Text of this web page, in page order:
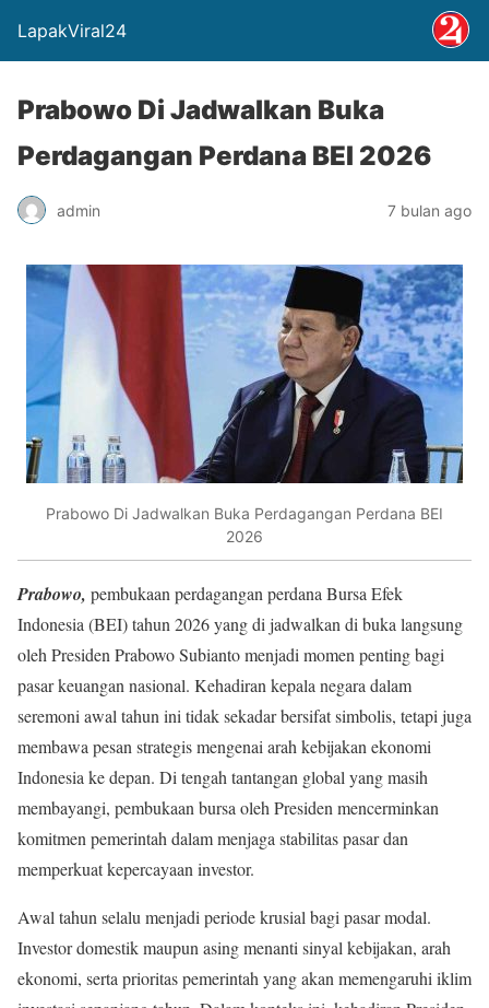
LapakViral24
Prabowo Di Jadwalkan Buka
Perdagangan Perdana BEI 2026
admin 7 bulan ago
Prabowo Di Jadwalkan Buka Perdagangan Perdana BEI
2026
Prabowo, pembukaan perdagangan perdana Bursa Efek
Indonesia (BEI) tahun 2026 yang di jadwalkan di buka langsung
oleh Presiden Prabowo Subianto menjadi momen penting bagi
pasar keuangan nasional. Kehadiran kepala negara dalam
seremoni awal tahun ini tidak sekadar bersifat simbolis, tetapi juga
membawa pesan strategis mengenai arah kebijakan ekonomi
Indonesia ke depan. Di tengah tantangan global yang masih
membayangi, pembukaan bursa oleh Presiden mencerminkan
komitmen pemerintah dalam menjaga stabilitas pasar dan
memperkuat kepercayaan investor.
Awal tahun selalu menjadi periode krusial bagi pasar modal.
Investor domestik maupun asing menanti sinyal kebijakan, arah
ekonomi, serta prioritas pemerintah yang akan memengaruhi iklim